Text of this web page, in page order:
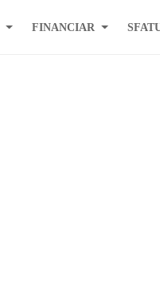
FINANCIAR